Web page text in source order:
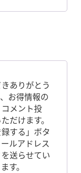
ありがとう
お得情報の
メント投
だけます。
する」ボタ
ルアドレス
送らせてい
す。